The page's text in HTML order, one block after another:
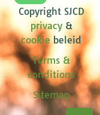
Copyright SJCD
privacy&
cookiebeleid
Terms &
conditions
Sitemap